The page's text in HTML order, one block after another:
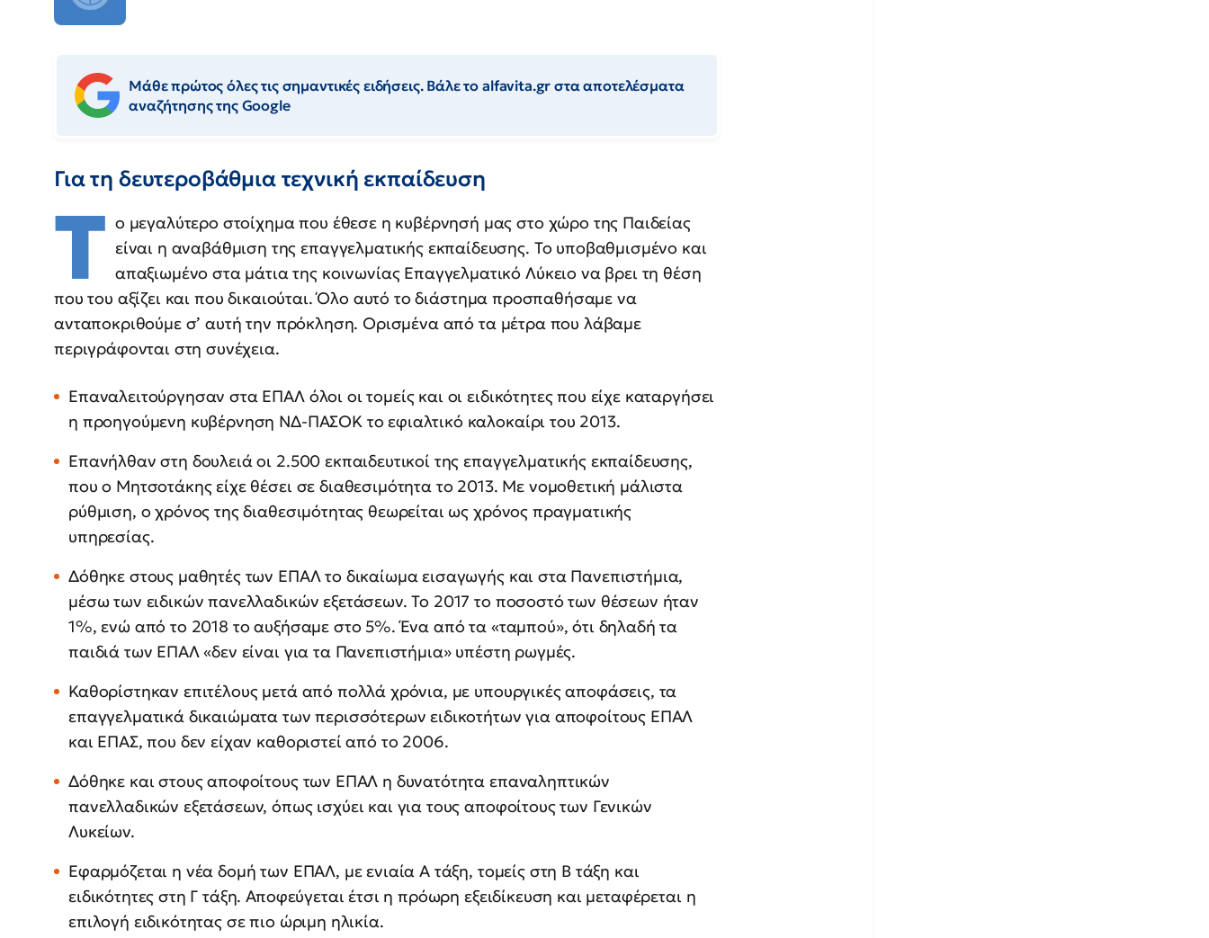
Μάθε πρώτος όλες τις σημαντικές ειδήσεις. Βάλε το alfavita.gr στα αποτελέσματα
αναζήτησης της Google
Για τη δευτεροβάθμια τεχνική εκπαίδευση
Τ ο μεγαλύτερο στοίχημα που έθεσε η κυβέρνησή μας στο χώρο της Παιδείας
είναι η αναβάθμιση της επαγγελματικής εκπαίδευσης. Το υποβαθμισμένο και
απαξιωμένο στα μάτια της κοινωνίας Επαγγελματικό Λύκειο να βρει τη θέση
που του αξίζει και που δικαιούται. Όλο αυτό το διάστημα προσπαθήσαμε να
ανταποκριθούμε σ’ αυτή την πρόκληση. Ορισμένα από τα μέτρα που λάβαμε
περιγράφονται στη συνέχεια.
Επαναλειτούργησαν στα ΕΠΑΛ όλοι οι τομείς και οι ειδικότητες που είχε καταργήσει
η προηγούμενη κυβέρνηση ΝΔ-ΠΑΣΟΚ το εφιαλτικό καλοκαίρι του 2013.
Επανήλθαν στη δουλειά οι 2.500 εκπαιδευτικοί της επαγγελματικής εκπαίδευσης,
που ο Μητσοτάκης είχε θέσει σε διαθεσιμότητα το 2013. Με νομοθετική μάλιστα
ρύθμιση, ο χρόνος της διαθεσιμότητας θεωρείται ως χρόνος πραγματικής
υπηρεσίας.
Δόθηκε στους μαθητές των ΕΠΑΛ το δικαίωμα εισαγωγής και στα Πανεπιστήμια,
μέσω των ειδικών πανελλαδικών εξετάσεων. Το 2017 το ποσοστό των θέσεων ήταν
1%, ενώ από το 2018 το αυξήσαμε στο 5%. Ένα από τα «ταμπού», ότι δηλαδή τα
παιδιά των ΕΠΑΛ «δεν είναι για τα Πανεπιστήμια» υπέστη ρωγμές.
Καθορίστηκαν επιτέλους μετά από πολλά χρόνια, με υπουργικές αποφάσεις, τα
επαγγελματικά δικαιώματα των περισσότερων ειδικοτήτων για αποφοίτους ΕΠΑΛ
και ΕΠΑΣ, που δεν είχαν καθοριστεί από το 2006.
Δόθηκε και στους αποφοίτους των ΕΠΑΛ η δυνατότητα επαναληπτικών
πανελλαδικών εξετάσεων, όπως ισχύει και για τους αποφοίτους των Γενικών
Λυκείων.
Εφαρμόζεται η νέα δομή των ΕΠΑΛ, με ενιαία Α τάξη, τομείς στη Β τάξη και
ειδικότητες στη Γ τάξη. Αποφεύγεται έτσι η πρόωρη εξειδίκευση και μεταφέρεται η
επιλογή ειδικότητας σε πιο ώριμη ηλικία.